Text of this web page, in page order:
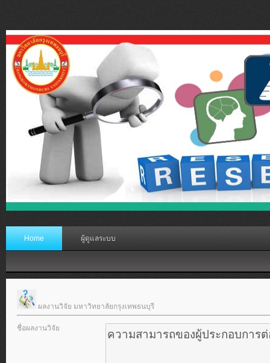
Home ผู้ดูแลระบบ
ผลงานวิจัย มหาวิทยาลัยกรุงเทพธนบุรี
ชื่อผลงานวิจัย